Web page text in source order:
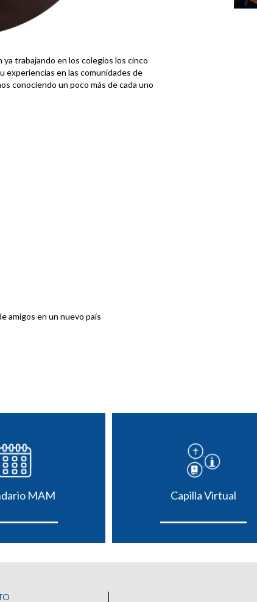
trabajando en los colegios los cinco
experiencias en las comunidades de
conociendo un poco más de cada uno
amigos en un nuevo país
MAM Capilla Virtual